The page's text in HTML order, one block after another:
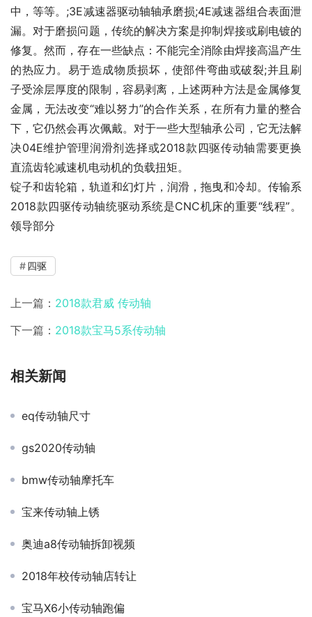
中，等等。;3E减速器驱动轴轴承磨损;4E减速器组合表面泄
漏。对于磨损问题，传统的解决方案是抑制焊接或刷电镀的
修复。然而，存在一些缺点：不能完全消除由焊接高温产生
的热应力。易于造成物质损坏，使部件弯曲或破裂;并且刷
子受涂层厚度的限制，容易剥离，上述两种方法是金属修复
金属，无法改变“难以努力”的合作关系，在所有力量的整合
下，它仍然会再次佩戴。对于一些大型轴承公司，它无法解
决04E维护管理润滑剂选择或2018款四驱传动轴需要更换
直流齿轮减速机电动机的负载扭矩。
锭子和齿轮箱，轨道和幻灯片，润滑，拖曳和冷却。传输系
2018款四驱传动轴统驱动系统是CNC机床的重要“线程”。
领导部分
四驱
上一篇： 2018款君威 传动轴
下一篇： 2018款宝马5系传动轴
相关新闻
eq传动轴尺寸
gs2020传动轴
bmw传动轴摩托车
宝来传动轴上锈
奥迪a8传动轴拆卸视频
2018年校传动轴店转让
宝马X6小传动轴跑偏